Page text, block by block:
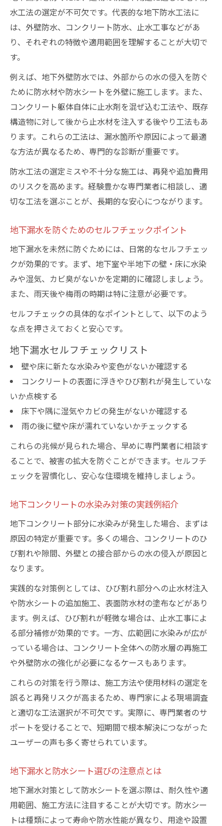
止水工事単価を知り賢く見積もりを取るコ
ツ
地下漏水に効果的な止水工事施工方法の選
止水工事で再発防止するための重要ポイン
ト
防水シートの耐用年数と補修ポイント総まとめ
地下漏水を防ぐ防水シートの寿命を徹底解
説
防水シートの耐用年数と交換タイミングの
目安
地下漏水対策で重視すべき補修ポイントと
は
地下防水シートと他工法の比較メリット紹
介
地下漏水が起きた時のセルフ診断と緊急対応法
地下漏水発生時のセルフ診断方法を解説
地下コンクリートの水染みを見極めるコツ
緊急時にできる地下漏水の応急対応法
地下漏水時に業者へ相談するべきタイミン
グ
セルフ診断で見落としがちな地下漏水の症
状
水工法の選定が不可欠です。代表的な地下防水工法に
は、外壁防水、コンクリート防水、止水工事などがあ
り、それぞれの特徴や適用範囲を理解することが大切で
す。
例えば、地下外壁防水では、外部からの水の侵入を防ぐ
ために防水材や防水シートを外壁に施工します。また、
コンクリート躯体自体に止水剤を混ぜ込む工法や、既存
構造物に対して後から止水材を注入する後やり工法もあ
ります。これらの工法は、漏水箇所や原因によって最適
な方法が異なるため、専門的な診断が重要です。
防水工法の選定ミスや不十分な施工は、再発や追加費用
のリスクを高めます。経験豊かな専門業者に相談し、適
切な工法を選ぶことが、長期的な安心につながります。
地下漏水を防ぐためのセルフチェックポイント
地下漏水を未然に防ぐためには、日常的なセルフチェッ
クが効果的です。まず、地下室や半地下の壁・床に水染
みや湿気、カビ臭がないかを定期的に確認しましょう。
また、雨天後や梅雨の時期は特に注意が必要です。
セルフチェックの具体的なポイントとして、以下のよう
な点を押さえておくと安心です。
地下漏水セルフチェックリスト
壁や床に新たな水染みや変色がないか確認する
コンクリートの表面に浮きやひび割れが発生していな
いか点検する
床下や隅に湿気やカビの発生がないか確認する
雨の後に壁や床が濡れていないかチェックする
これらの兆候が見られた場合、早めに専門業者に相談す
ることで、被害の拡大を防ぐことができます。セルフチ
ェックを習慣化し、安心な住環境を維持しましょう。
地下コンクリートの水染み対策の実践例紹介
地下コンクリート部分に水染みが発生した場合、まずは
原因の特定が重要です。多くの場合、コンクリートのひ
び割れや隙間、外壁との接合部からの水の侵入が原因と
なります。
実践的な対策例としては、ひび割れ部分への止水材注入
や防水シートの追加施工、表面防水材の塗布などがあり
ます。例えば、ひび割れが軽微な場合は、止水工事によ
る部分補修が効果的です。一方、広範囲に水染みが広が
っている場合は、コンクリート全体への防水層の再施工
や外壁防水の強化が必要になるケースもあります。
これらの対策を行う際は、施工方法や使用材料の選定を
誤ると再発リスクが高まるため、専門家による現場調査
と適切な工法選択が不可欠です。実際に、専門業者のサ
ポートを受けることで、短期間で根本解決につながった
ユーザーの声も多く寄せられています。
地下漏水と防水シート選びの注意点とは
地下漏水対策として防水シートを選ぶ際は、耐久性や適
用範囲、施工方法に注目することが大切です。防水シー
トは種類によって寿命や防水性能が異なり、用途や設置